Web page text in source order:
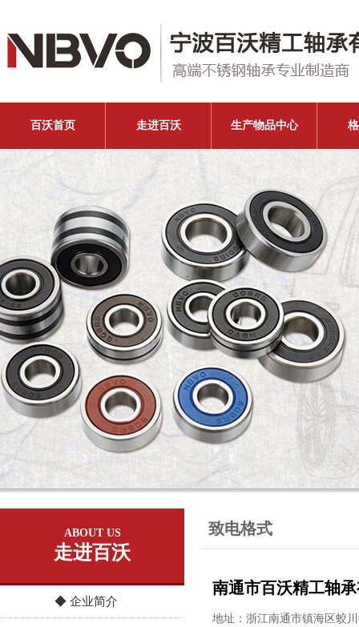
百沃首页 走进百沃 生产物品中心
ABOUT US
走进百沃
◆ 企业简介
致电格式
南通市百沃精工轴
地址：浙江南通市镇海区蛟